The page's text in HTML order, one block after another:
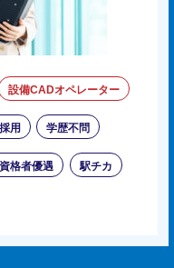
設備CADオペレーター
用 学歴不問
格者優遇 駅チカ